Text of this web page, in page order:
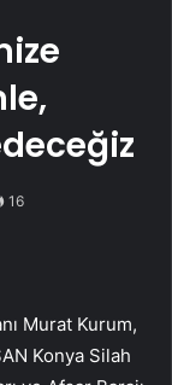
16
Murat Kurum,
Konya Silah